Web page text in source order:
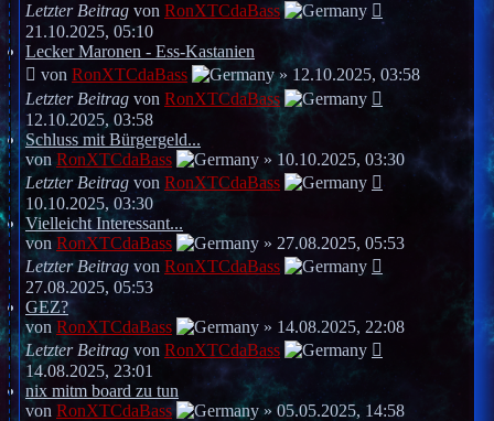
Letzter Beitrag von RonXTCdaBass
21.10.2025, 05:10
Lecker Maronen - Ess-Kastanien
von RonXTCdaBass » 12.10.2025, 03:58
Letzter Beitrag von RonXTCdaBass
12.10.2025, 03:58
Schluss mit Bürgergeld...
vonRonXTCdaBass »10.10.2025, 03:30
Letzter Beitrag von RonXTCdaBass
10.10.2025, 03:30
Vielleicht Interessant...
von RonXTCdaBass » 27.08.2025, 05:53
Letzter Beitragvon RonXTCdaBass
27.08.2025, 05:53
GEZ?
von RonXTCdaBass » 14.08.2025, 22:08
Letzter Beitrag von RonXTCdaBass
14.08.2025, 23:01
nix mitm board zu tun
von RonXTCdaBass » 05.05.2025, 14:58